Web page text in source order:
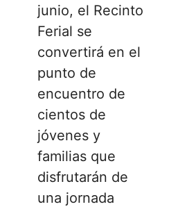
junio, el Recinto
Ferial se
convertirá en el
punto de
encuentro de
cientos de
jóvenes y
familias que
disfrutarán de
una jornada